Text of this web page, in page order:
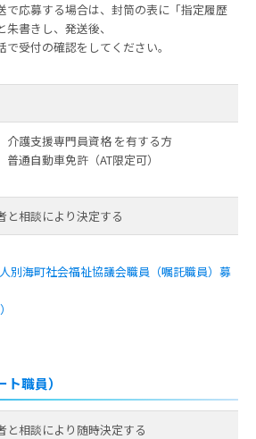
で応募する場合は、封筒の表に「指定履歴
朱書きし、発送後、
で受付の確認をしてください。
介護支援専門員資格 を有する方
普通自動車免許（AT限定可）
と相談により決定する
別海町社会福祉協議会職員（嘱託職員）募
ト職員）
と相談により随時決定する